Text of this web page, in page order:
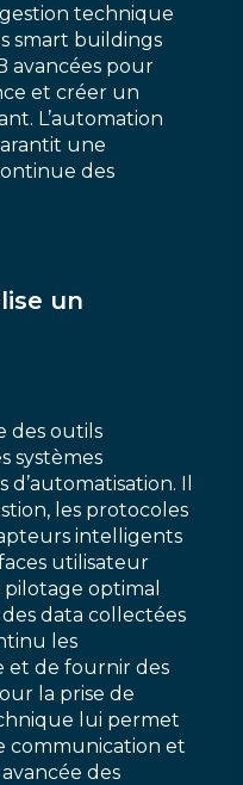
technique
smart buildings
avancées pour
et créer un
L’automation
une
des
un
des outils
systèmes
Il
les protocoles
intelligents
utilisateur
optimal
des data collectées
les
et de fournir des
la prise de
lui permet
communication et
des